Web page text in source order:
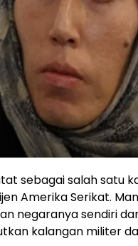
sebagai salah satu
Amerika Serikat.
negaranya sendiri
kalangan militer